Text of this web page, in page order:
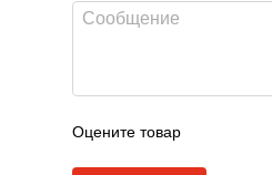
Оцените товар